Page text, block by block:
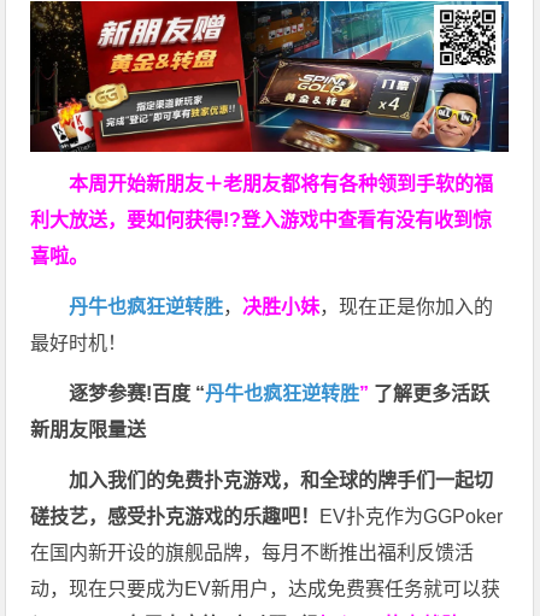
本周开始新朋友＋老朋友都将有各种领到手软的福
利大放送，要如何获得!?登入游戏中查看有没有收到惊
喜啦。
丹牛也疯狂逆转胜， 决胜小妹，现在正是你加入的
最好时机！
逐梦参赛!百度 “丹牛也疯狂逆转胜” 了解更多活跃
新朋友限量送
加入我们的免费扑克游戏，和全球的牌手们一起切
磋技艺，感受扑克游戏的乐趣吧！ EV扑克作为GGPoker
在国内新开设的旗舰品牌，每月不断推出福利反馈活
动，现在只要成为EV新用户，达成免费赛任务就可以获